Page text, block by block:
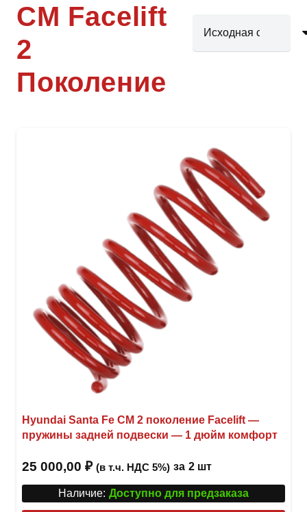
CM Facelift
2
Поколение
Hyundai Santa Fe CM 2 поколение Facelift —
пружины задней подвески — 1 дюйм комфорт
25 000,00 ₽ (в т.ч. НДС 5%) за 2 шт
Наличие: Доступно для предзаказа